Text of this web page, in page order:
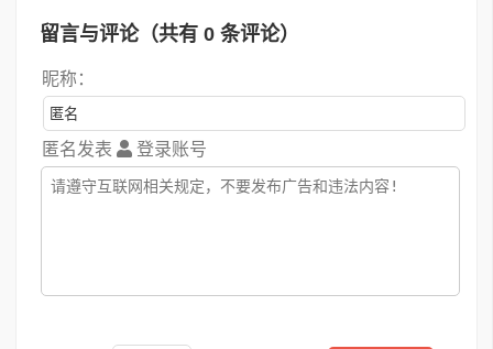
留言与评论（共有 0 条评论）
昵称：
匿名发表 登录账号